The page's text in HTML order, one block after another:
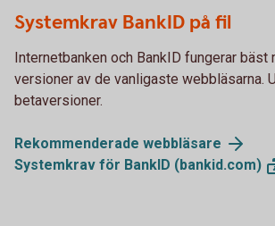
Systemkrav BankID på fil
Internetbanken och BankID fungerar bäst
versioner av de vanligaste webbläsarna.
betaversioner.
Rekommenderade webbläsare
Systemkrav för BankID (bankid.com)